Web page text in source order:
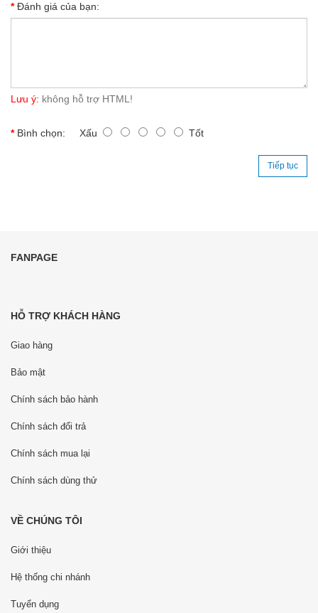
Đánh giá của bạn:
Lưu ý: không hỗ trợ HTML!
Bình chọn: Xấu Tốt
Tiếp tục
FANPAGE
HỖ TRỢ KHÁCH HÀNG
Giao hàng
Bảo mật
Chính sách bảo hành
Chính sách đổi trả
Chính sách mua lại
Chính sách dùng thử
VỀ CHÚNG TÔI
Giới thiệu
Hệ thống chi nhánh
Tuyển dụng